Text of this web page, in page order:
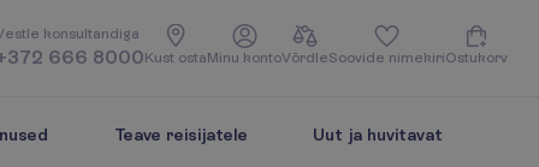
estle konsultandiga
666 8000Kust ostaMinu kontoVõrdleSoovide nimekiriOstukorv
Teave reisijatele Uut ja huvitavat